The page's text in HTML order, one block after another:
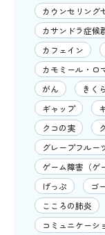
カウンセリング
カサンドラ症候
カフェイン
カモミール・ロ
がん
きく
ギャップ
クコの実
グレープフルー
ゲーム障害（ゲ
げっぷ
ゴ
こころの肺炎
コミュニケーシ